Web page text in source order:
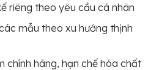
riêng theo yêu cầu cá nhân
mẫu theo xu hướng thịnh
chính hãng, hạn chế hóa chất